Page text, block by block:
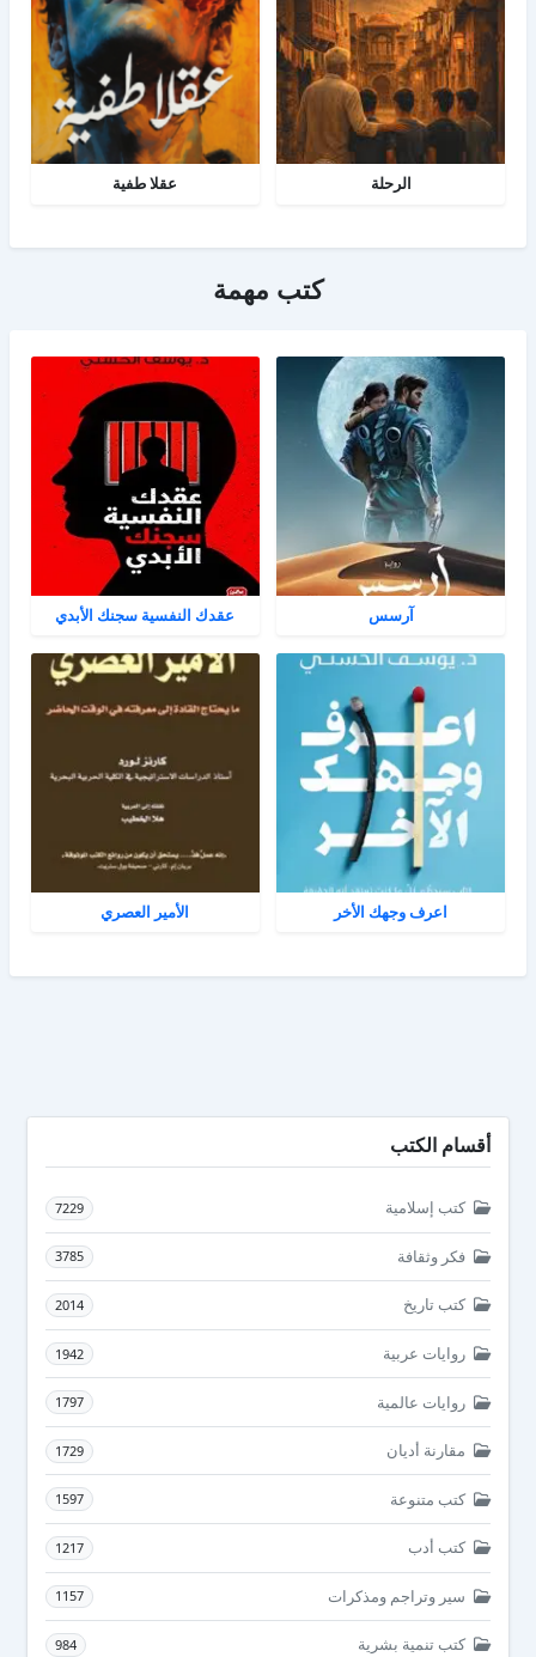
الرحلة عقلا طفية
كتب مهمة
آرسس عقدك النفسية سجنك الأبدي
اعرف وجهك الأخر الأمير العصري
أقسام الكتب
كتب إسلامية 7229
فكر وثقافة 3785
كتب تاريخ 2014
روايات عربية 1942
روايات عالمية 1797
مقارنة أديان 1729
كتب متنوعة 1597
كتب أدب 1217
سير وتراجم ومذكرات 1157
كتب تنمية بشرية 984